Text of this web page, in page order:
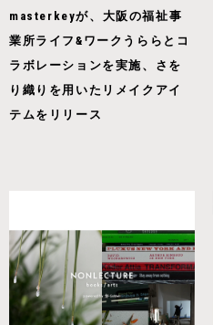
masterkeyが、大阪の福祉事
業所ライフ&ワークうららとコ
ラボレーションを実施、さを
り織りを用いたリメイクアイ
テムをリリース